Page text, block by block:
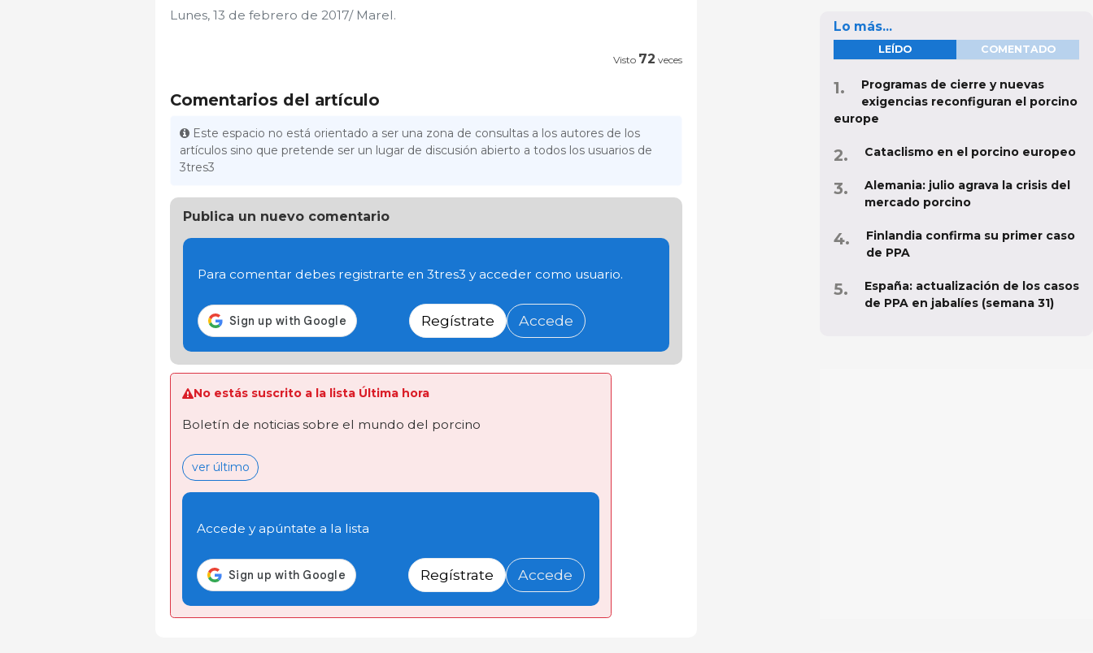
Lunes, 13 de febrero de 2017/ Marel.
Visto 72 veces
Comentarios del artículo
Este espacio no está orientado a ser una zona de consultas a los autores de los
artículos sino que pretende ser un lugar de discusión abierto a todos los usuarios de
3tres3
Publica un nuevo comentario
Para comentar debes registrarte en 3tres3 y acceder como usuario.
Regístrate Accede
No estás suscrito a la lista Última hora
Boletín de noticias sobre el mundo del porcino
ver último
Accede y apúntate a la lista
Regístrate Accede
Lo más...
LEÍDO COMENTADO
Programas de cierre y nuevas
exigencias reconfiguran el porcino
europe
Cataclismo en el porcino europeo
Alemania: julio agrava la crisis del
mercado porcino
Finlandia confirma su primer caso
de PPA
España: actualización de los casos
de PPA en jabalíes (semana 31)